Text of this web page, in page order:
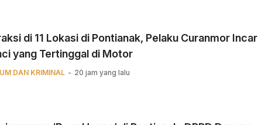
di 11 Lokasi di Pontianak, Pelaku Curanmor Incar
yang Tertinggal di Motor
DAN KRIMINAL 20 jam yang lalu